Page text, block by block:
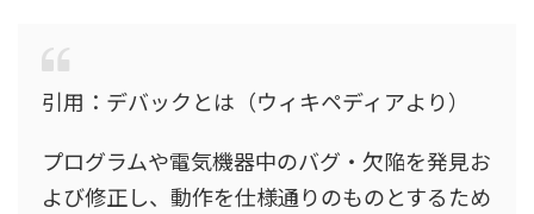
引用：デバックとは（ウィキペディアより）
プログラムや電気機器中のバグ・欠陥を発見お
よび修正し、動作を仕様通りのものとするため